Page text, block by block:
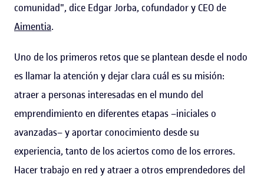
comunidad", dice Edgar Jorba, cofundador y CEO de
Aimentia.
Uno de los primeros retos que se plantean desde el nodo
es llamar la atención y dejar clara cuál es su misión:
atraer a personas interesadas en el mundo del
emprendimiento en diferentes etapas –iniciales o
avanzadas– y aportar conocimiento desde su
experiencia, tanto de los aciertos como de los errores.
Hacer trabajo en red y atraer a otros emprendedores del